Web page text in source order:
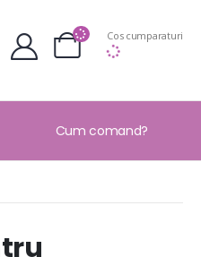
Cos cumparaturi
Cum comand?